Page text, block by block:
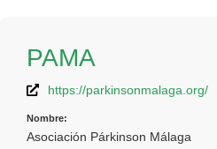
PAMA
https://parkinsonmalaga.org/
Nombre:
Asociación Párkinson Málaga